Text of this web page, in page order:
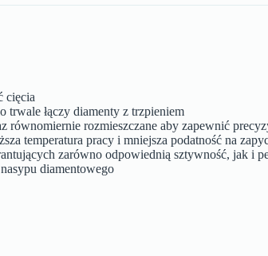
cięcia
trwale łączy diamenty z trzpieniem
równomiernie rozmieszczane aby zapewnić
temperatura pracy i mniejsza podatność na
zarówno odpowiednią sztywność, jak i
diamentowego